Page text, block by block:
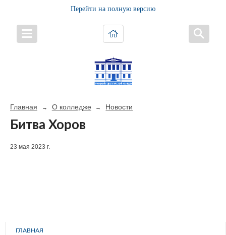
Перейти на полную версию
Главная → О колледже → Новости
Битва Хоров
23 мая 2023 г.
ГЛАВНАЯ